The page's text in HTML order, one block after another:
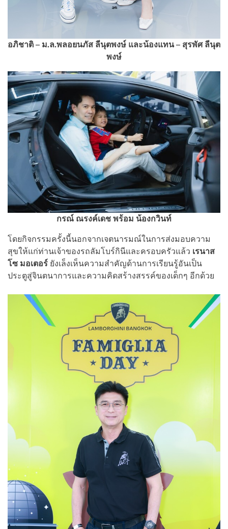
อภิชาติ – ม.ล.พลอยนภัส ลีนุตพงษ์ และน้องแทน – สุรพัศ ลีนุต
พงษ์
กรณ์ ณรงค์เดช พร้อม น้องกวินท์
โดยกิจกรรมครั้งนี้นอกจากเจตนารมณ์ในการส่งมอบความ
สุขให้แก่ท่านเจ้าของรถลัมโบร์กินีและครอบครัวแล้ว เรนาส
โซ มอเตอร์ ยังเล็งเห็นความสำคัญด้านการเรียนรู้อันเป็น
ประตูสู่จินตนาการและความคิดสร้างสรรค์ของเด็กๆ อีกด้วย